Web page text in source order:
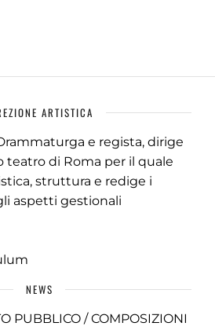
ARTISTICA
e regista, dirige
teatro di Roma per il quale
struttura e redige i
aspetti gestionali
NEWS
PUBBLICO / COMPOSIZIONI